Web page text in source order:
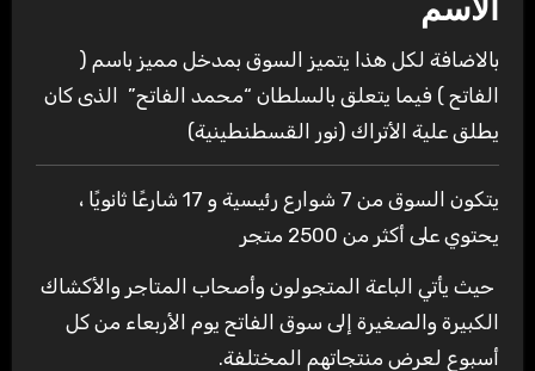
الاسم
بالاضافة لكل هذا يتميز السوق بمدخل مميز باسم (
الفاتح ) فيما يتعلق بالسلطان “محمد الفاتح” الذى كان
يطلق علية الأتراك (نور القسطنطينية)
يتكون السوق من 7 شوارع رئيسية و 17 شارعًا ثانويًا ،
يحتوي على أكثر من 2500 متجر
حيث يأتي الباعة المتجولون وأصحاب المتاجر والأكشاك
الكبيرة والصغيرة إلى سوق الفاتح يوم الأربعاء من كل
أسبوع لعرض منتجاتهم المختلفة.